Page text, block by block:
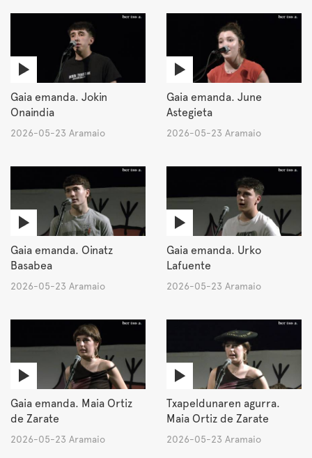
Gaia emanda. Jokin
Onaindia
2026-05-23 Aramaio
Gaia emanda. June
Astegieta
2026-05-23 Aramaio
Gaia emanda. Oinatz
Basabea
2026-05-23 Aramaio
Gaia emanda. Urko
Lafuente
2026-05-23 Aramaio
Gaia emanda. Maia Ortiz
de Zarate
2026-05-23 Aramaio
Txapeldunaren agurra.
Maia Ortiz de Zarate
2026-05-23 Aramaio